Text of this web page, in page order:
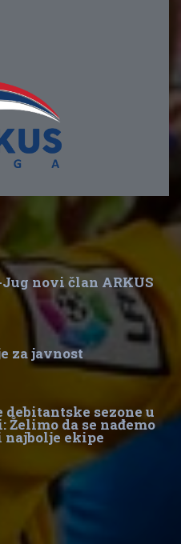
novi član ARKUS
za javnost
debitantske sezone u
Želimo da se nađemo
najbolje ekipe